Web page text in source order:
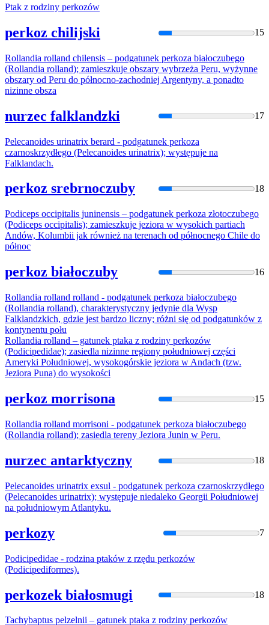
Ptak z rodziny perkozów
perkoz chilijski 15
Rollandia rolland chilensis – podgatunek perkoza białoczubego
(Rollandia rolland); zamieszkuje obszary wybrzeża Peru, wyżynne
obszary od Peru do północno-zachodniej Argentyny, a ponadto
nizinne obsza
nurzec falklandzki 17
Pelecanoides urinatrix berard - podgatunek perkoza
czarnoskrzydłego (Pelecanoides urinatrix); występuje na
Falklandach.
perkoz srebrnoczuby 18
Podiceps occipitalis juninensis – podgatunek perkoza złotoczubego
(Podiceps occipitalis); zamieszkuje jeziora w wysokich partiach
Andów, Kolumbii jak również na terenach od północnego Chile do
północ
perkoz białoczuby 16
Rollandia rolland rolland - podgatunek perkoza białoczubego
(Rollandia rolland), charakterystyczny jedynie dla Wysp
Falklandzkich, gdzie jest bardzo liczny; różni się od podgatunków z
kontynentu połu
Rollandia rolland – gatunek ptaka z rodziny perkozów
(Podicipedidae); zasiedla nizinne regiony południowej części
Ameryki Południowej, wysokogórskie jeziora w Andach (tzw.
Jeziora Puna) do wysokości
perkoz morrisona 15
Rollandia rolland morrisoni - podgatunek perkoza białoczubego
(Rollandia rolland); zasiedla tereny Jeziora Junin w Peru.
nurzec antarktyczny 18
Pelecanoides urinatrix exsul - podgatunek perkoza czarnoskrzydłego
(Pelecanoides urinatrix); występuje niedaleko Georgii Południowej
na południowym Atlantyku.
perkozy 7
Podicipedidae - rodzina ptaków z rzędu perkozów
(Podicipediformes).
perkozek białosmugi 18
Tachybaptus pelzelnii – gatunek ptaka z rodziny perkozów